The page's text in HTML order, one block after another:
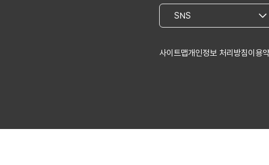
사이트맵개인정보 처리방침이용